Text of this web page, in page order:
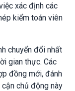
xác định các
kiểm toán viên
chuyển đổi nhất
gian thực. Các
đồng mới, đánh
chủ động này